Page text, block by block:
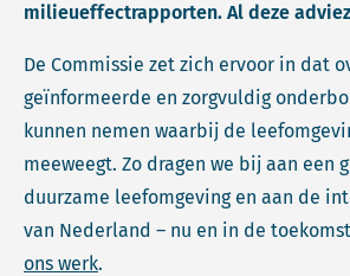
milieueffectrapporten. Al deze
De Commissie zet zich ervoor in dat
geïnformeerde en zorgvuldig
kunnen nemen waarbij de
meeweegt. Zo dragen we bij aan een
duurzame leefomgeving en aan de
van Nederland – nu en in de
ons werk.